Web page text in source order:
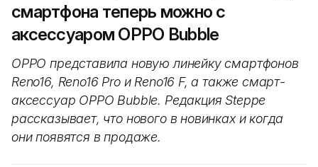
смартфона теперь можно с
аксессуаром OPPO Bubble
OPPO представила новую линейку смартфонов
Reno16, Reno16 Pro и Reno16 F, а также смарт-
аксессуар OPPO Bubble. Редакция Steppe
рассказывает, что нового в новинках и когда
они появятся в продаже.